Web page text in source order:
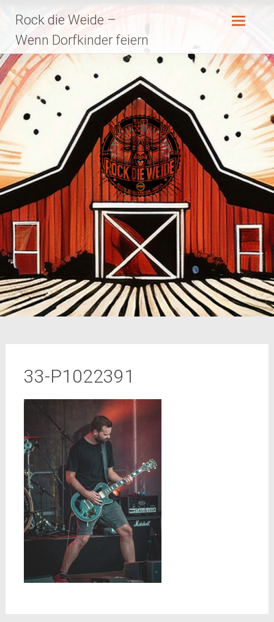
Inhalt
springen
Rock die Weide –
Wenn Dorfkinder feiern
33-P1022391